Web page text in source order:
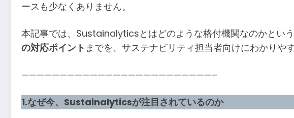
ースも少なくありません。
本記事では、Sustainalyticsとはどのような格付機関なのかという
の対応ポイント までを、サステナビリティ担当者向けにわかりや
—————————————————————————–
1.なぜ今、Sustainalyticsが注目されているのか